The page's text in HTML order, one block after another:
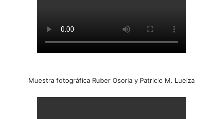
Muestra fotográfica Ruber Osoria y Patricio M. Lueiza